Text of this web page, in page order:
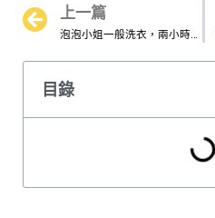
目錄
Prev
上一篇
泡泡小姐一般洗衣，兩小時洗好烘好摺好